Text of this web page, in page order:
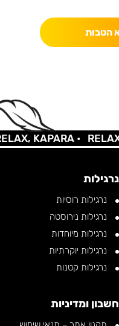
הטבות
KAPARA • RELAX,
נרגילות
נרגילות רוסיות
נרגילות נירוסטה
נרגילות מיוחדות
נרגילות יוקרתיות
נרגילות קטנות
חשבון ומדיניות